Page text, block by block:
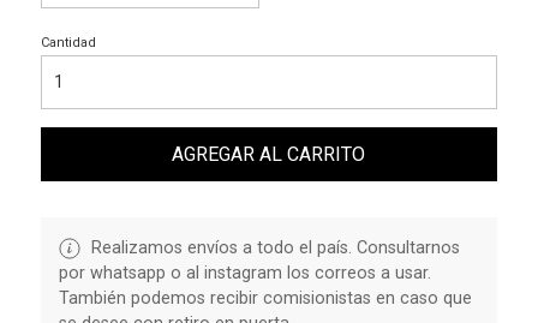
Cantidad
AGREGAR AL CARRITO
Realizamos envíos a todo el país. Consultarnos
por whatsapp o al instagram los correos a usar.
También podemos recibir comisionistas en caso que